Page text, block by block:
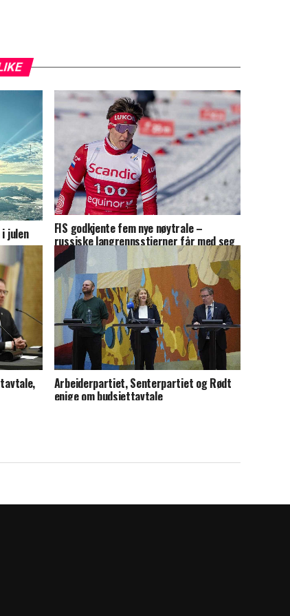
julen FIS godkjente fem nye nøytrale –
russiske langrennsstjerner får med seg
leder i Davos
Arbeiderpartiet, Senterpartiet og Rødt
enige om budsjettavtale